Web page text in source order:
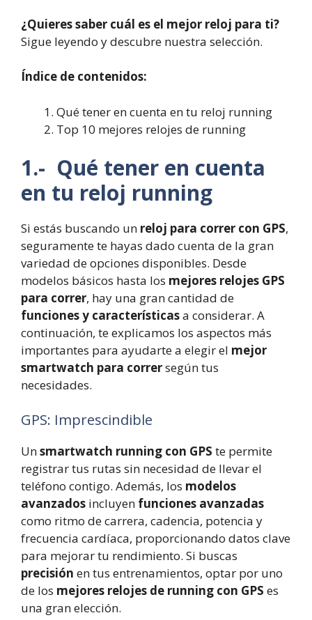
¿Quieres saber cuál es el mejor reloj para ti?
Sigue leyendo y descubre nuestra selección.
Índice de contenidos:
Qué tener en cuenta en tu reloj running
Top 10 mejores relojes de running
1.- Qué tener en cuenta
en tu reloj running
Si estás buscando un reloj para correr con GPS,
seguramente te hayas dado cuenta de la gran
variedad de opciones disponibles. Desde
modelos básicos hasta los mejores relojes GPS
para correr, hay una gran cantidad de
funciones y característicasa considerar. A
continuación, te explicamos los aspectos más
importantes para ayudarte a elegir el mejor
smartwatch para corrersegún tus
necesidades.
GPS: Imprescindible
Unsmartwatch running con GPS te permite
registrar tus rutas sin necesidad de llevar el
teléfono contigo. Además, los modelos
avanzados incluyen funciones avanzadas
como ritmo de carrera, cadencia, potencia y
frecuencia cardíaca, proporcionando datos clave
para mejorar tu rendimiento. Si buscas
precisión en tus entrenamientos, optar por uno
de los mejores relojes de running con GPS es
una gran elección.